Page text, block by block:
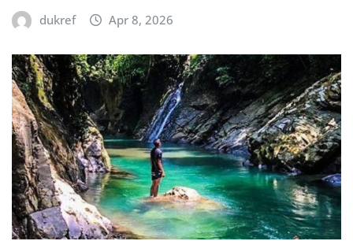
dukref Apr 8, 2026